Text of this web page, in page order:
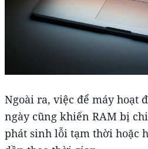
Ngoài ra, việc để máy hoạt
ngày cũng khiến RAM bị
phát sinh lỗi tạm thời hoặc